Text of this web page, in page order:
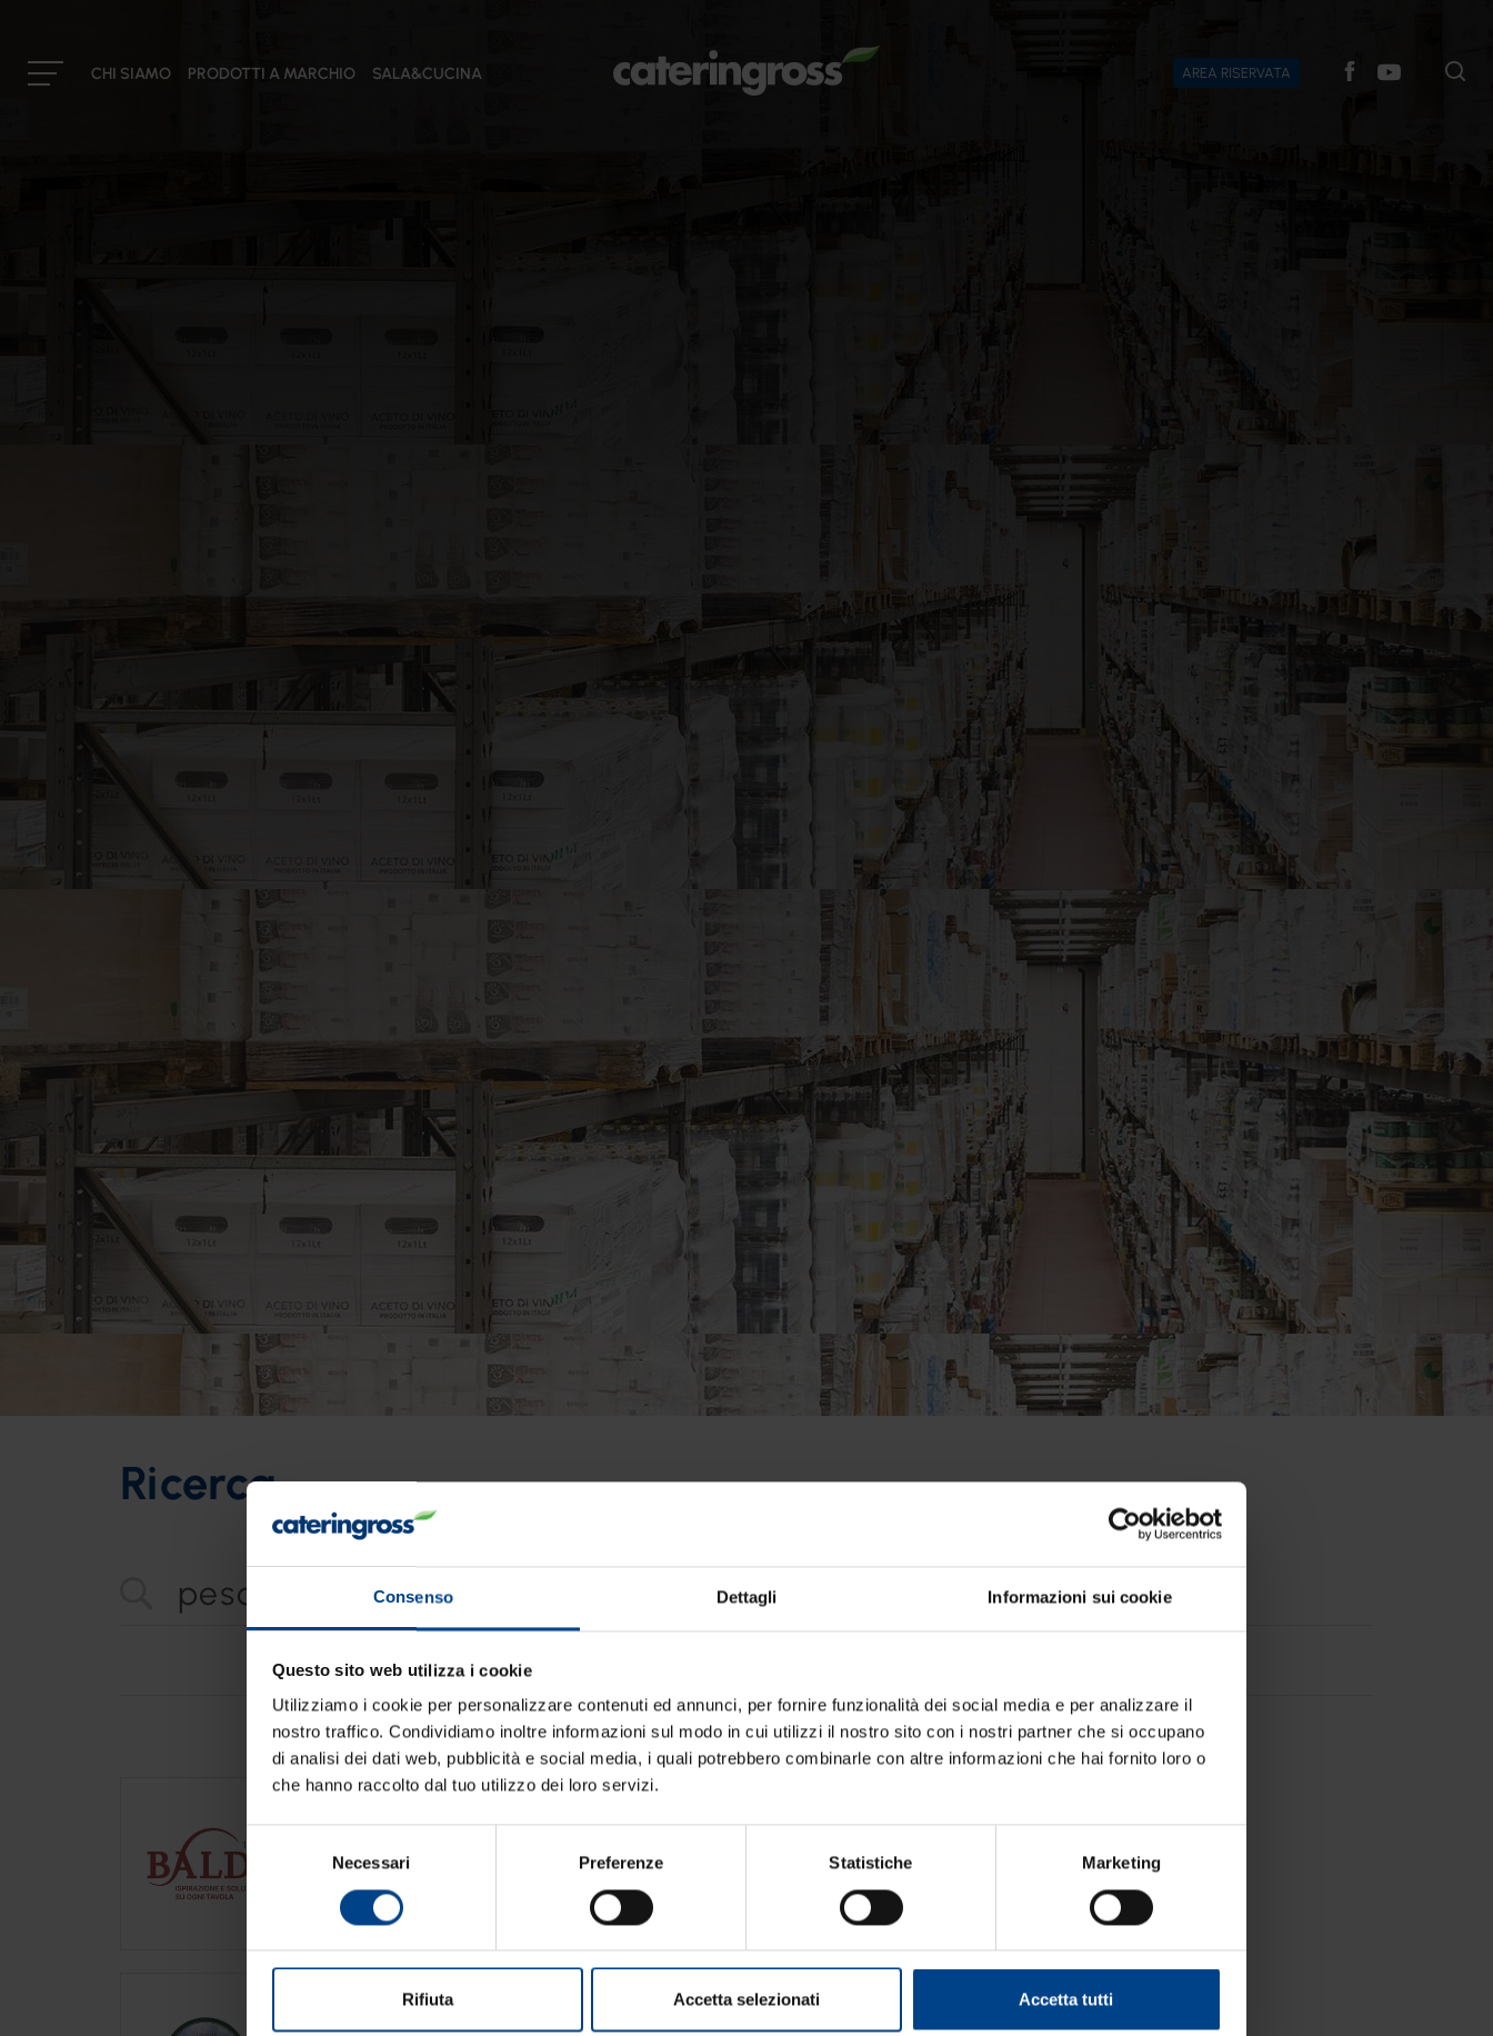
Consenso Dettagli Informazioni sui cookie
Questo sito web utilizza i cookie
Utilizziamo i cookie per personalizzare contenuti ed annunci, per fornire funzionalità dei social media e per analizzare il
nostro traffico. Condividiamo inoltre informazioni sul modo in cui utilizzi il nostro sito con i nostri partner che si occupano
di analisi dei dati web, pubblicità e social media, i quali potrebbero combinarle con altre informazioni che hai fornito loro o
che hanno raccolto dal tuo utilizzo dei loro servizi.
Necessari Preferenze Statistiche Marketing
Rifiuta Accetta selezionati Accetta tutti
CHI SIAMO PRODOTTI A MARCHIO SALA&CUCINA AREA RISERVATA
Ricerca
Risultati: 16 - pag 1/2 »
Baldi
https://www.cateringross.net/it-it/baldi.aspx
province - e hanno a disposizione oltre 5.000 referenze di prodotti alimentari freschi e conservati,
di carne, dipesce , di altre referenzesurgelate , non food e bevande alcoliche .